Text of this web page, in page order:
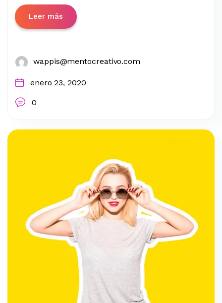
Leer más
wappis@mentocreativo.com
enero 23, 2020
0